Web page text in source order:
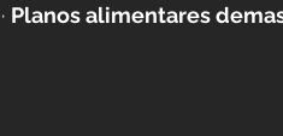
· Planos alimentares